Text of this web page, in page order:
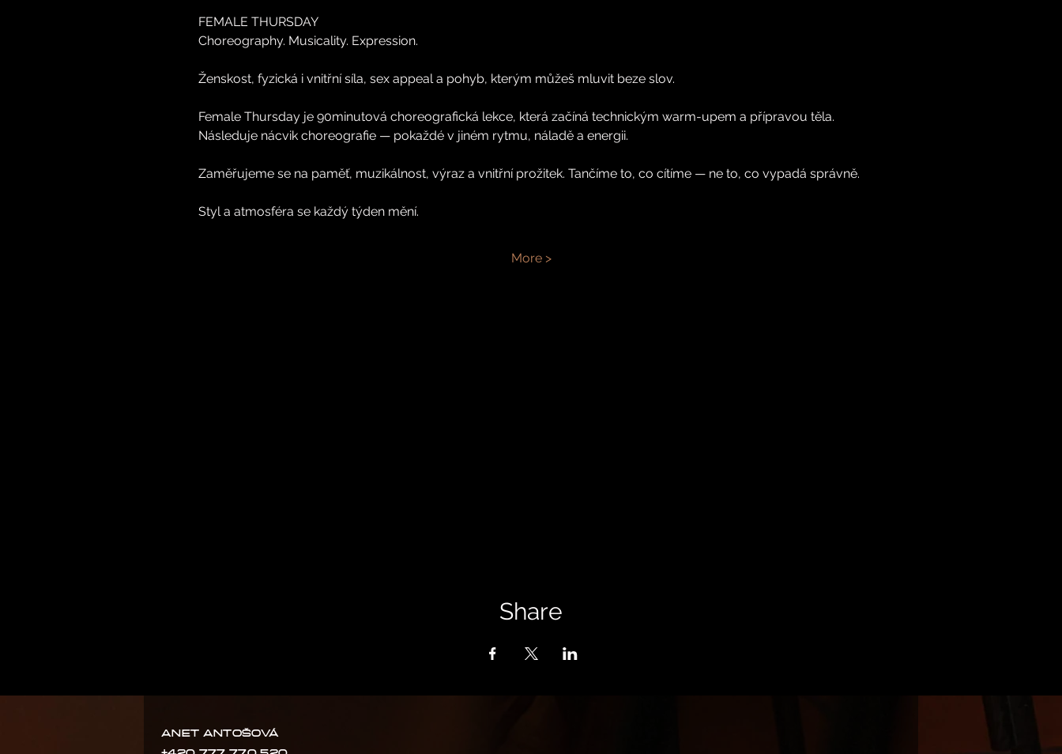
FEMALE THURSDAY
Choreography. Musicality. Expression.
Ženskost, fyzická i vnitřní síla, sex appeal a pohyb, kterým můžeš mluvit beze slov.
Female Thursday je 90minutová choreografická lekce, která začíná technickým warm-upem a přípravou těla.
Následuje nácvik choreografie — pokaždé v jiném rytmu, náladě a energii.
Zaměřujeme se na paměť, muzikálnost, výraz a vnitřní prožitek. Tančíme to, co cítíme — ne to, co vypadá správně.
Styl a atmosféra se každý týden mění.
More >
Share
ANET ANTOŠOVÁ